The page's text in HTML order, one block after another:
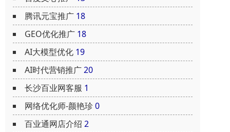
腾讯元宝推广 18
GEO优化推广 18
AI大模型优化 19
AI时代营销推广20
长沙百业网客服 1
网络优化师-颜艳珍 0
百业通网店介绍 2